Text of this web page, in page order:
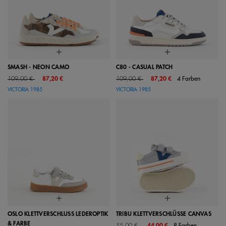
SMASH - NEON CAMO
Price reduced from
109,00 €to 87,20 €
VICTORIA 1985
C80 - CASUAL PATCH
Price reduced from
109,00 €to 87,20 € 4 Farben
VICTORIA 1985
OSLO KLETTVERSCHLUSS LEDEROPTIK
& FARBE
TRIBU KLETTVERSCHLÜSSE CANVAS